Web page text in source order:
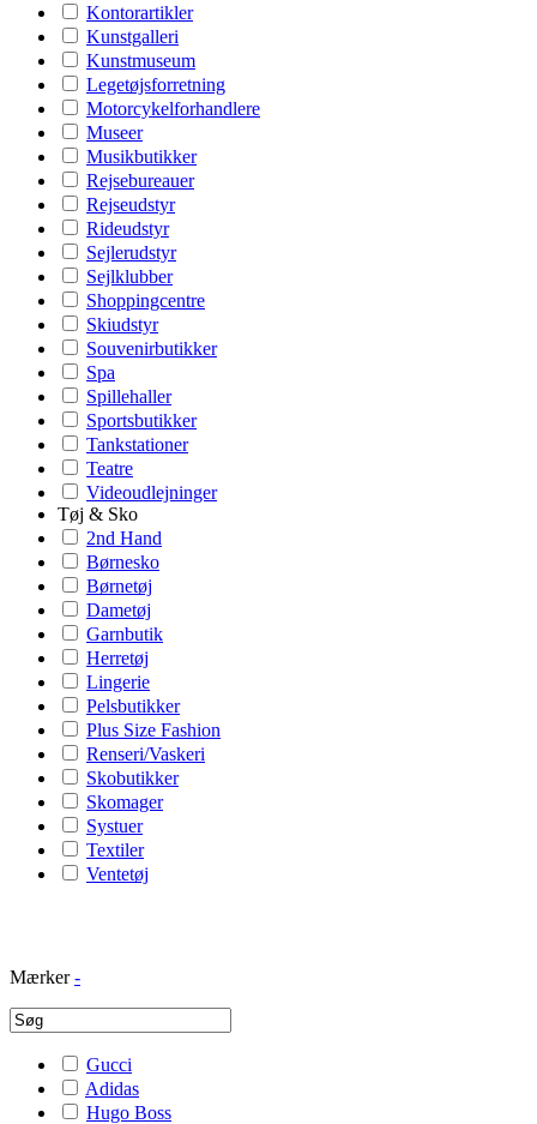
Kontorartikler
Kunstgalleri
Kunstmuseum
Legetøjsforretning
Motorcykelforhandlere
Museer
Musikbutikker
Rejsebureauer
Rejseudstyr
Rideudstyr
Sejlerudstyr
Sejlklubber
Shoppingcentre
Skiudstyr
Souvenirbutikker
Spa
Spillehaller
Sportsbutikker
Tankstationer
Teatre
Videoudlejninger
Tøj & Sko
2nd Hand
Børnesko
Børnetøj
Dametøj
Garnbutik
Herretøj
Lingerie
Pelsbutikker
Plus Size Fashion
Renseri/Vaskeri
Skobutikker
Skomager
Systuer
Textiler
Ventetøj
Mærker -
Gucci
Adidas
Hugo Boss